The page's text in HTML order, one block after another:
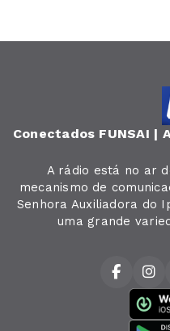
Conectados FUNSAI |
A rádio está no ar
mecanismo de
Senhora Auxiliadora do
uma grande